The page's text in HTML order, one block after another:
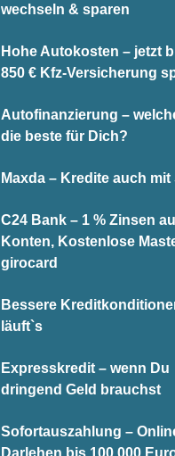
wechseln & sparen
Hohe Autokosten – jetzt
850 € Kfz-Versicherung
Autofinanzierung –
die beste für Dich?
Maxda – Kredite auch
C24 Bank – 1 % Zinsen
Konten, Kostenlose
girocard
Bessere
läuft`s
Expresskredit – wenn Du
dringend Geld brauchst
Sofortauszahlung –
Darlehen bis 100.000